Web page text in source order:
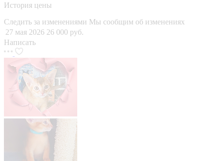
История цены
Следить за изменениями Мы сообщим об изменениях
27 мая 2026 26 000 руб.
Написать